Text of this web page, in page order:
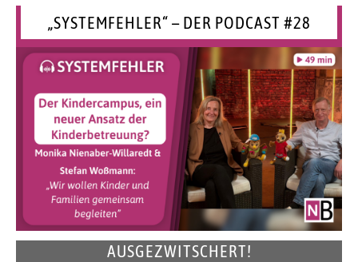
„SYSTEMFEHLER“ – DER PODCAST #28
AUSGEZWITSCHERT!